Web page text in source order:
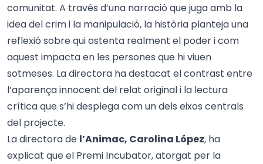
comunitat. A través d’una narració que juga amb la
idea del crim i la manipulació, la història planteja una
reflexió sobre qui ostenta realment el poder i com
aquest impacta en les persones que hi viuen
sotmeses. La directora ha destacat el contrast entre
l’aparença innocent del relat original i la lectura
crítica que s’hi desplega com un dels eixos centrals
del projecte.
La directora de l’Animac, Carolina López, ha
explicat que el Premi Incubator, atorgat per la